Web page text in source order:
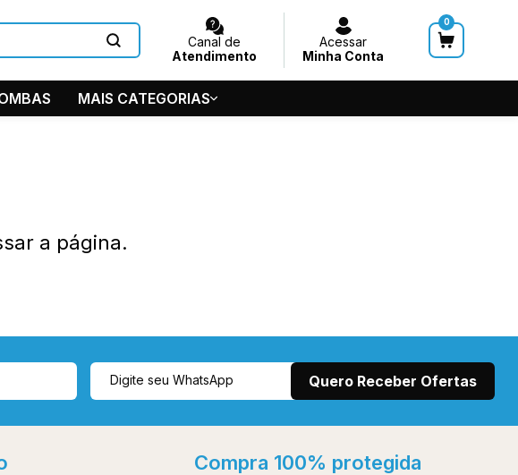
Canal de
Atendimento
11 98845-5686
Instagram
Acessar
Minha Conta
0
MAIS CATEGORIAS
TORNEIRAS
a página.
Compra 100% protegida